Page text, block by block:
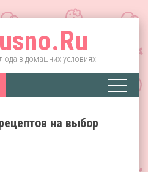
в домашних условиях
на выбор